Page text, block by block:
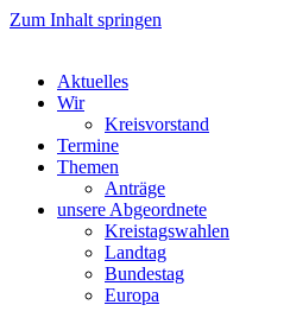
Zum Inhalt springen
Aktuelles
Wir
Kreisvorstand
Termine
Themen
Anträge
unsere Abgeordnete
Kreistagswahlen
Landtag
Bundestag
Europa